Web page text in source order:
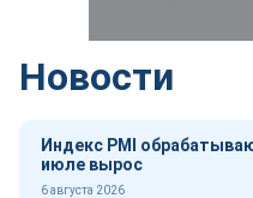
Новости
Индекс PMI
июле вырос
6 августа 2026